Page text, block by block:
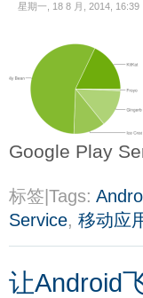
星期一, 18 8 月, 2014, 16:39
Google Play
标签|Tags:
Service, 移动应
让Android